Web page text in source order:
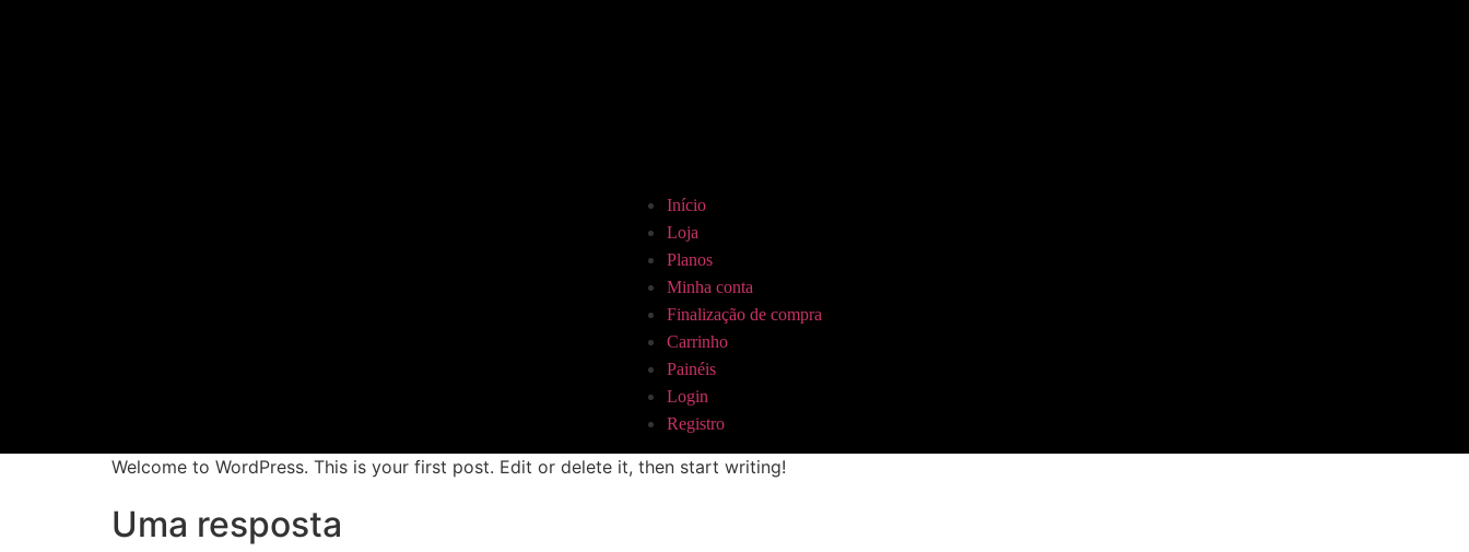
Início
Loja
Planos
Minha conta
Finalização de compra
Carrinho
Painéis
Login
Registro
Welcome to WordPress. This is your first post. Edit or delete it, then start writing!
Uma resposta